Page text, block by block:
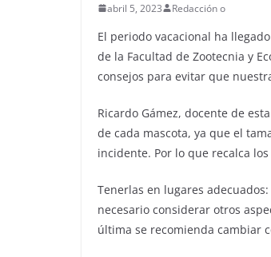
abril 5, 2023 Redacción o
El periodo vacacional ha
de la Facultad de Zootecnia y
consejos para evitar que
Ricardo Gámez, docente de
de cada mascota, ya que el
incidente. Por lo que recalca
Tenerlas en lugares
necesario considerar otros
última se recomienda cambiar